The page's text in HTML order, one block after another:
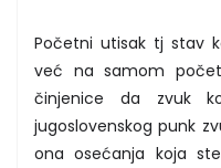
Početni utisak tj stav
već na samom
činjenice da zvuk
jugoslovenskog punk
ona osećanja koja